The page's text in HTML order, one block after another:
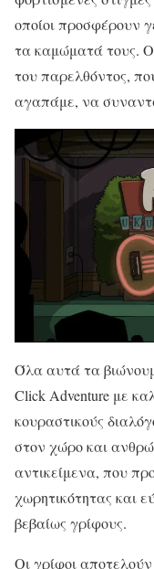
οποίοι προσφέρουν
τα καμώματά τους.
του παρελθόντος,
αγαπάμε, να
Όλα αυτά τα
Click Adventure με
κουραστικούς
στον χώρο και
αντικείμενα, που
χωρητικότητας και
βεβαίως γρίφους.
Οι γρίφοι